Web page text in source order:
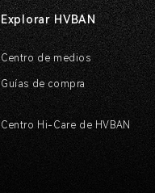
Explorar HVBAN
Centro de medios
Guías de compra
Centro Hi-Care de HVBAN